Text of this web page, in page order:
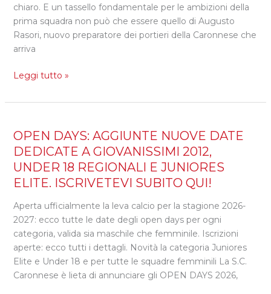
chiaro. E un tassello fondamentale per le ambizioni della
prima squadra non può che essere quello di Augusto
Rasori, nuovo preparatore dei portieri della Caronnese che
arriva
PORTIERI
DELLA
CARONNESE
Leggi tutto »
OPEN DAYS: AGGIUNTE NUOVE DATE
DEDICATE A GIOVANISSIMI 2012,
UNDER 18 REGIONALI E JUNIORES
ELITE. ISCRIVETEVI SUBITO QUI!
Aperta ufficialmente la leva calcio per la stagione 2026-
2027: ecco tutte le date degli open days per ogni
categoria, valida sia maschile che femminile. Iscrizioni
aperte: ecco tutti i dettagli. Novità la categoria Juniores
Elite e Under 18 e per tutte le squadre femminili La S.C.
Caronnese è lieta di annunciare gli OPEN DAYS 2026,
OPEN
DAYS:
AGGIUNTE
NUOVE
DATE
DEDICATE
A
GIOVANISSIMI
2012,
UNDER
18